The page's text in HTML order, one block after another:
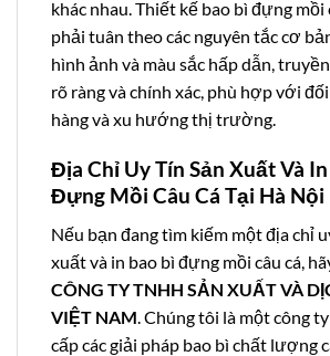
khác nhau. Thiết kế bao bì đựng mồi
phải tuân theo các nguyên tắc cơ
hình ảnh và màu sắc hấp dẫn,
rõ ràng và chính xác, phù hợp với
hàng và xu hướng thị trường.
Địa Chỉ Uy Tín Sản Xuất Và
Đựng Mồi Câu Cá Tại Hà Nội
Nếu bạn đang tìm kiếm một địa chỉ
xuất và in bao bì đựng mồi câu cá,
CÔNG TY TNHH SẢN XUẤT VÀ
VIỆT NAM . Chúng tôi là một công
cấp các giải pháp bao bì chất lượng